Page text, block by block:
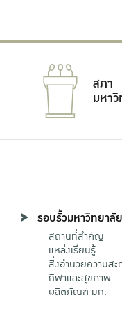
สภา
มหา
รอบรั้วมหาวิทยาลัย
สถานที่สำคัญ
แหล่งเรียนรู้
สิ่งอำนวยความสะ
กีฬาและสุขภาพ
ผลิตภัณฑ์ มก.